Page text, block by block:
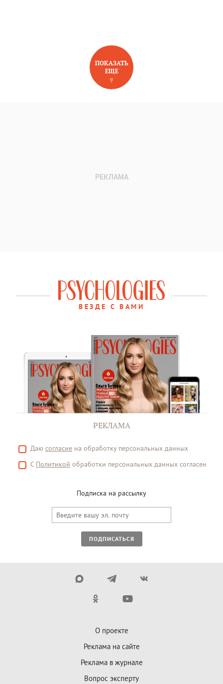
НОВОЕ НА САЙТЕ
ПОКАЗАТЬ
ЕЩЕ
ВЕЗДЕ С ВАМИ
РЕКЛАМА
Даю согласие на обработку персональных данных
С Политикой обработки персональных данных согласен
Подписка на рассылку
ПОДПИСАТЬСЯ
О проекте
Реклама на сайте
Реклама в журнале
Вопрос эксперту